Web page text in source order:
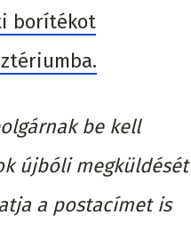
borítékot
be kell
újbóli megküldését
a postacímet is